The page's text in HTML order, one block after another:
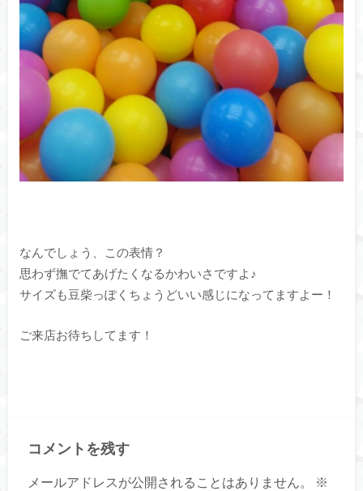
なんでしょう、この表情？
思わず撫でてあげたくなるかわいさですよ♪
サイズも豆柴っぽくちょうどいい感じになってますよー！
ご来店お待ちしてます！
コメントを残す
メールアドレスが公開されることはありません。
※